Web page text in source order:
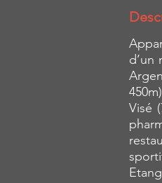
d’un
Visé